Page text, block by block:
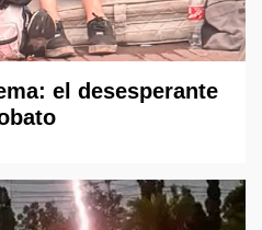
el desesperante